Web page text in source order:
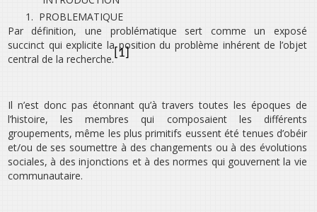
1. PROBLEMATIQUE
Par définition, une problématique sert comme un exposé
succinct qui explicite la position du problème inhérent de l’objet
central de la recherche.[1]
Il n’est donc pas étonnant qu’à travers toutes les époques de
l’histoire, les membres qui composaient les différents
groupements, même les plus primitifs eussent été tenues d’obéir
et/ou de ses soumettre à des changements ou à des évolutions
sociales, à des injonctions et à des normes qui gouvernent la vie
communautaire.